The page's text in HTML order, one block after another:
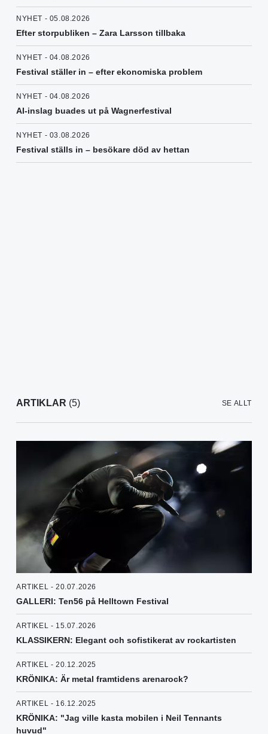
NYHET - 05.08.2026
Efter storpubliken – Zara Larsson tillbaka
NYHET - 04.08.2026
Festival ställer in – efter ekonomiska problem
NYHET - 04.08.2026
AI-inslag buades ut på Wagnerfestival
NYHET - 03.08.2026
Festival ställs in – besökare död av hettan
ARTIKLAR (5) SE ALLT
ARTIKEL - 20.07.2026
GALLERI: Ten56 på Helltown Festival
ARTIKEL - 15.07.2026
KLASSIKERN: Elegant och sofistikerat av rockartisten
ARTIKEL - 20.12.2025
KRÖNIKA: Är metal framtidens arenarock?
ARTIKEL - 16.12.2025
KRÖNIKA: "Jag ville kasta mobilen i Neil Tennants
huvud"